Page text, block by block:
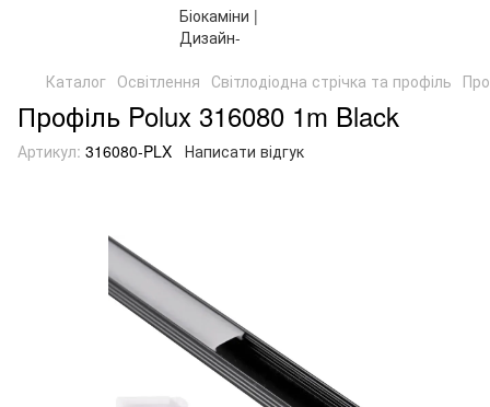
Каталог Освітлення Світлодіодна стрічка та профіль
Профіль Polux 316080 1m Black
Артикул: 316080-PLX Написати відгук